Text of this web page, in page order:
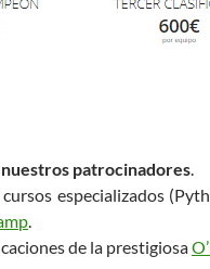
patrocinadores.
especializados
.
de la prestigiosa